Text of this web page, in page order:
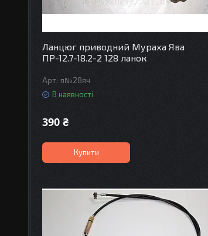
Ланцюг приводний Мураха Ява
ПР-12.7-18.2-2 128 ланок
п№28яч
В наявності
390 ₴
Купити